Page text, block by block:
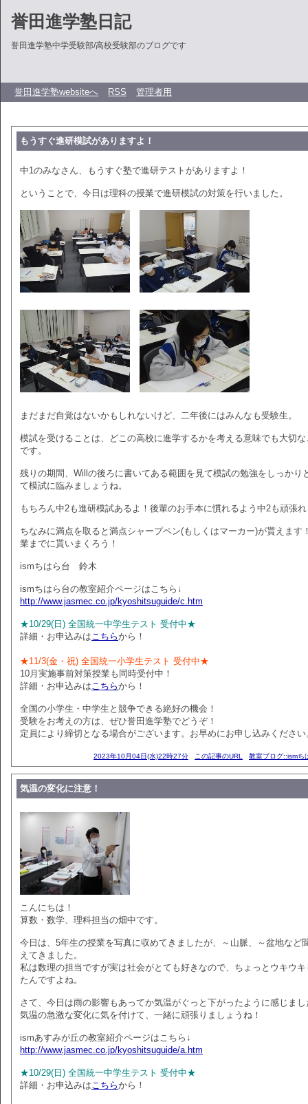
誉田進学塾日記
誉田進学塾中学受験部/高校受験部のブログです
誉田進学塾websiteへ RSS 管理者用
もうすぐ進研模試がありますよ！
中1のみなさん、もうすぐ塾で進研テストがありますよ！
ということで、今日は理科の授業で進研模試の対策を行いました。
まだまだ自覚はないかもしれないけど、二年後にはみんなも受験生。
模試を受けることは、どこの高校に進学するかを考える意味でも大切な
です。
残りの期間、Willの後ろに書いてある範囲を見て模試の勉強をしっかり
て模試に臨みましょうね。
もちろん中2も進研模試あるよ！後輩のお手本に慣れるよう中2も頑張
ちなみに満点を取ると満点シャープペン(もしくはマーカー)が貰えます
業までに貰いまくろう！
ismちはら台 鈴木
ismちはら台の教室紹介ページはこちら↓
http://www.jasmec.co.jp/kyoshitsuguide/c.htm
★10/29(日) 全国統一中学生テスト 受付中★
詳細・お申込みはこちらから！
★11/3(金・祝) 全国統一小学生テスト 受付中★
10月実施事前対策授業も同時受付中！
詳細・お申込みはこちらから！
全国の小学生・中学生と競争できる絶好の機会！
受験をお考えの方は、ぜひ誉田進学塾でどうぞ！
定員により締切となる場合がございます。お早めにお申し込みください
2023年10月04日(水)22時27分 この記事のURL 教室ブログ::ismち
気温の変化に注意！
こんにちは！
算数・数学、理科担当の畑中です。
今日は、5年生の授業を写真に収めてきましたが、～山脈、～盆地など
えてきました。
私は数理の担当ですが実は社会がとても好きなので、ちょっとウキウキ
たんですよね。
さて、今日は雨の影響もあってか気温がぐっと下がったように感じまし
気温の急激な変化に気を付けて、一緒に頑張りましょうね！
ismあすみが丘の教室紹介ページはこちら↓
http://www.jasmec.co.jp/kyoshitsuguide/a.htm
★10/29(日) 全国統一中学生テスト 受付中★
詳細・お申込みはこちらから！